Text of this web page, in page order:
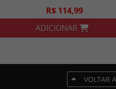
R$ 114,99
ADICIONAR
VOLTAR